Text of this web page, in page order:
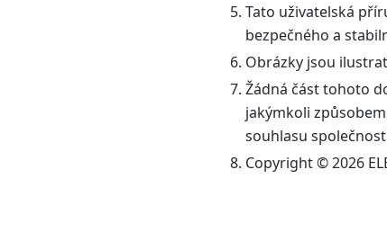
Tato uživatelská
bezpečného a
Obrázky jsou
Žádná část tohoto
jakýmkoli
souhlasu společnosti
Copyright © 2026